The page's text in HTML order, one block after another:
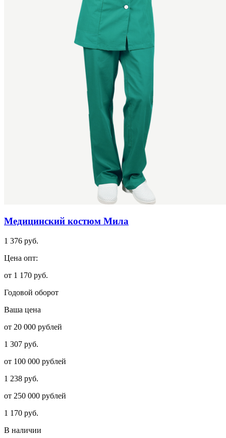
Медицинский костюм Мила
1 376 руб.
Цена опт:
от 1 170 руб.
Годовой оборот
Ваша цена
от 20 000 рублей
1 307 руб.
от 100 000 рублей
1 238 руб.
от 250 000 рублей
1 170 руб.
В наличии